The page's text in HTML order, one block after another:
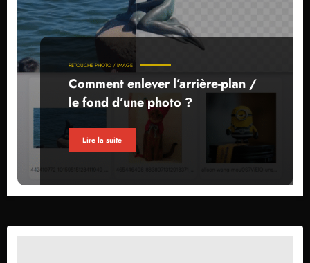
RETOUCHE PHOTO / IMAGE
Comment enlever l’arrière-plan /
le fond d’une photo ?
Lire la suite